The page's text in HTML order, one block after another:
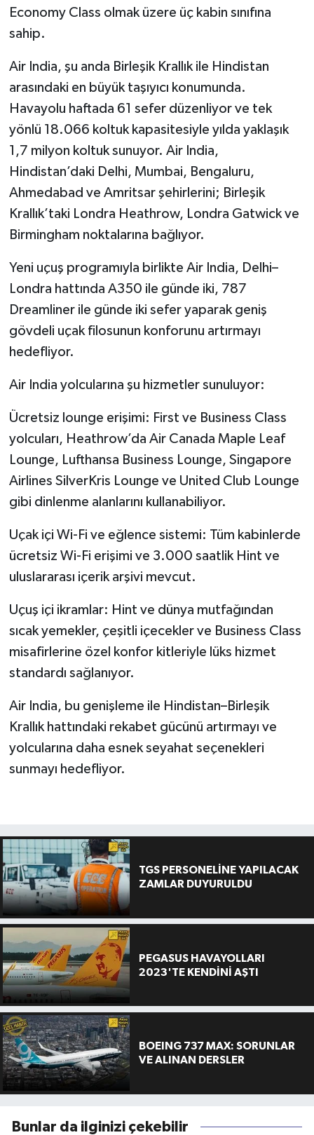
Economy Class olmak üzere üç kabin sınıfına
sahip.
Air India, şu anda Birleşik Krallık ile Hindistan
arasındaki en büyük taşıyıcı konumunda.
Havayolu haftada 61 sefer düzenliyor ve tek
yönlü 18.066 koltuk kapasitesiyle yılda yaklaşık
1,7 milyon koltuk sunuyor. Air India,
Hindistan’daki Delhi, Mumbai, Bengaluru,
Ahmedabad ve Amritsar şehirlerini; Birleşik
Krallık’taki Londra Heathrow, Londra Gatwick ve
Birmingham noktalarına bağlıyor.
Yeni uçuş programıyla birlikte Air India, Delhi–
Londra hattında A350 ile günde iki, 787
Dreamliner ile günde iki sefer yaparak geniş
gövdeli uçak filosunun konforunu artırmayı
hedefliyor.
Air India yolcularına şu hizmetler sunuluyor:
Ücretsiz lounge erişimi: First ve Business Class
yolcuları, Heathrow’da Air Canada Maple Leaf
Lounge, Lufthansa Business Lounge, Singapore
Airlines SilverKris Lounge ve United Club Lounge
gibi dinlenme alanlarını kullanabiliyor.
Uçak içi Wi-Fi ve eğlence sistemi: Tüm kabinlerde
ücretsiz Wi-Fi erişimi ve 3.000 saatlik Hint ve
uluslararası içerik arşivi mevcut.
Uçuş içi ikramlar: Hint ve dünya mutfağından
sıcak yemekler, çeşitli içecekler ve Business Class
misafirlerine özel konfor kitleriyle lüks hizmet
standardı sağlanıyor.
Air India, bu genişleme ile Hindistan–Birleşik
Krallık hattındaki rekabet gücünü artırmayı ve
yolcularına daha esnek seyahat seçenekleri
sunmayı hedefliyor.
TGS PERSONELİNE YAPILACAK
ZAMLAR DUYURULDU
PEGASUS HAVAYOLLARI
2023'TE KENDİNİ AŞTI
BOEING 737 MAX: SORUNLAR
VE ALINAN DERSLER
Bunlar da ilginizi çekebilir